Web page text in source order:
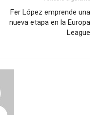
Fer López emprende una
nueva etapa en la Europa
League